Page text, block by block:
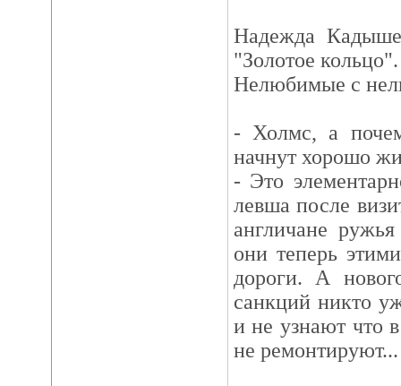
Надежда
"Золотое кольцо".
Нелюбимые с
- Холмс, а
начнут хорошо
- Это
левша после
англичане
они теперь
дороги. А
санкций никто
и не узнают что
не ремонтируют...